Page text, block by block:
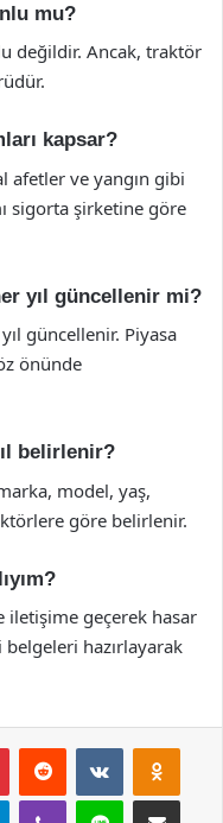
mu?
değildir. Ancak, traktör
kapsar?
afetler ve yangın gibi
sigorta şirketine göre
yıl güncellenir mi?
güncellenir. Piyasa
önünde
belirlenir?
model, yaş,
göre belirlenir.
geçerek hasar
belgeleri hazırlayarak
PinterestReddit VKontakte
TelegramViber Line E-Posta ile